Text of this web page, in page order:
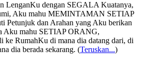
LenganKu dengan SEGALA Kuatanya,
Aku mahu MEMINTAMAN SETIAP
Petunjuk dan Arahan yang Aku berikan
Aku mahu SETIAP ORANG,
ke RumahKu di mana dia datang dari, di
dia berada sekarang. (Teruskan...)